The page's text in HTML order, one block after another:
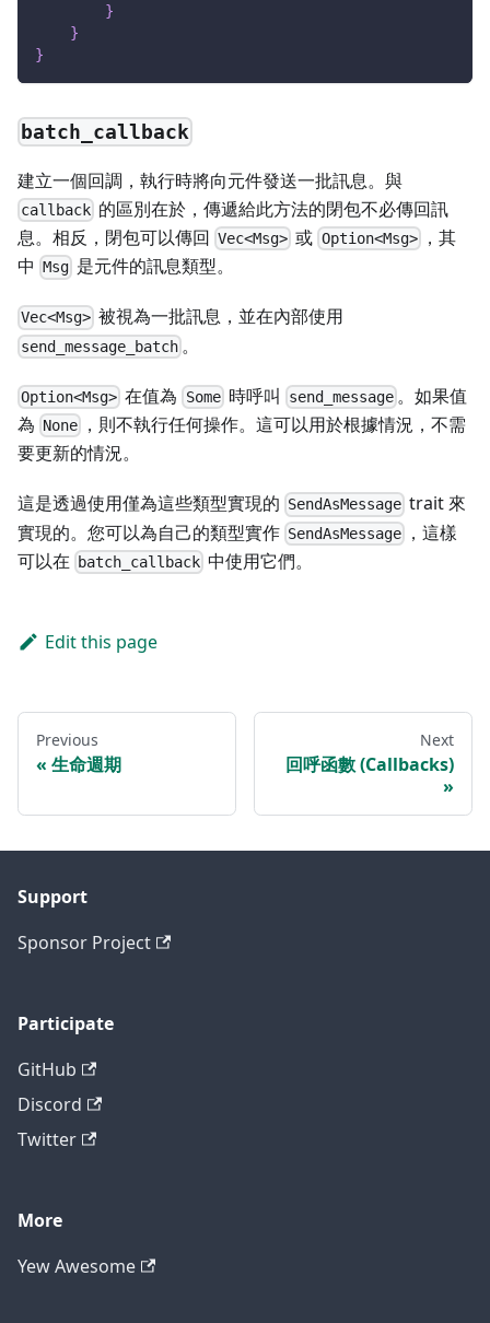
}
}
}
batch_callback
建立一個回調，執行時將向元件發送一批訊息。與
callback 的區別在於，傳遞給此方法的閉包不必傳回訊
息。相反，閉包可以傳回 Vec<Msg> 或 Option<Msg>，其
中 Msg 是元件的訊息類型。
Vec<Msg> 被視為一批訊息，並在內部使用
send_message_batch 。
Option<Msg> 在值為 Some時呼叫 send_message 。如果值
為 None
，則不執行任何操作。這可以用於根據情況，不需
要更新的情況。
這是透過使用僅為這些類型實現的 SendAsMessage trait 來
實現的。您可以為自己的類型實作 SendAsMessage
，這樣
可以在
batch_callback 中使用它們。
Edit this page
Previous
生命週期
Next
回呼函數 (Callbacks)
Support
Sponsor Project
Participate
GitHub
Discord
Twitter
More
Yew Awesome